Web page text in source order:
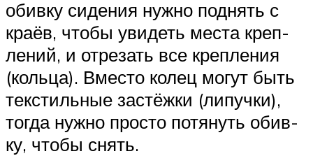
обив­ку сиде­ния нуж­но под­нять с
кра­ёв, что­бы уви­деть места креп­
ле­ний, и отре­зать все креп­ле­ния
(коль­ца). Вме­сто колец могут быть
тек­стиль­ные застёж­ки (липуч­ки),
тогда нуж­но про­сто потя­нуть обив­
ку, что­бы снять.